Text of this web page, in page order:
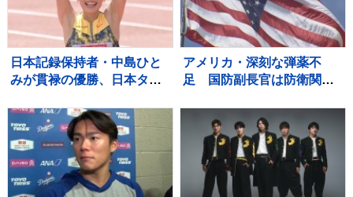
日本記録保持者・中島ひと
みが貫禄の優勝、日本タイ
を制す 予選で12秒62の日
本新をマーク【陸上・富士
北麓ワールドトライアル】
アメリカ・深刻な弾薬不
足 国防副長官は防衛関連